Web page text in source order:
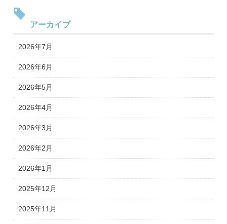
アーカイブ
2026年7月
2026年6月
2026年5月
2026年4月
2026年3月
2026年2月
2026年1月
2025年12月
2025年11月